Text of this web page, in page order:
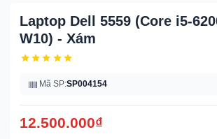
Laptop Dell 5559 (Core i5-
W10) - Xám
Mã SP:SP004154
12.500.000₫